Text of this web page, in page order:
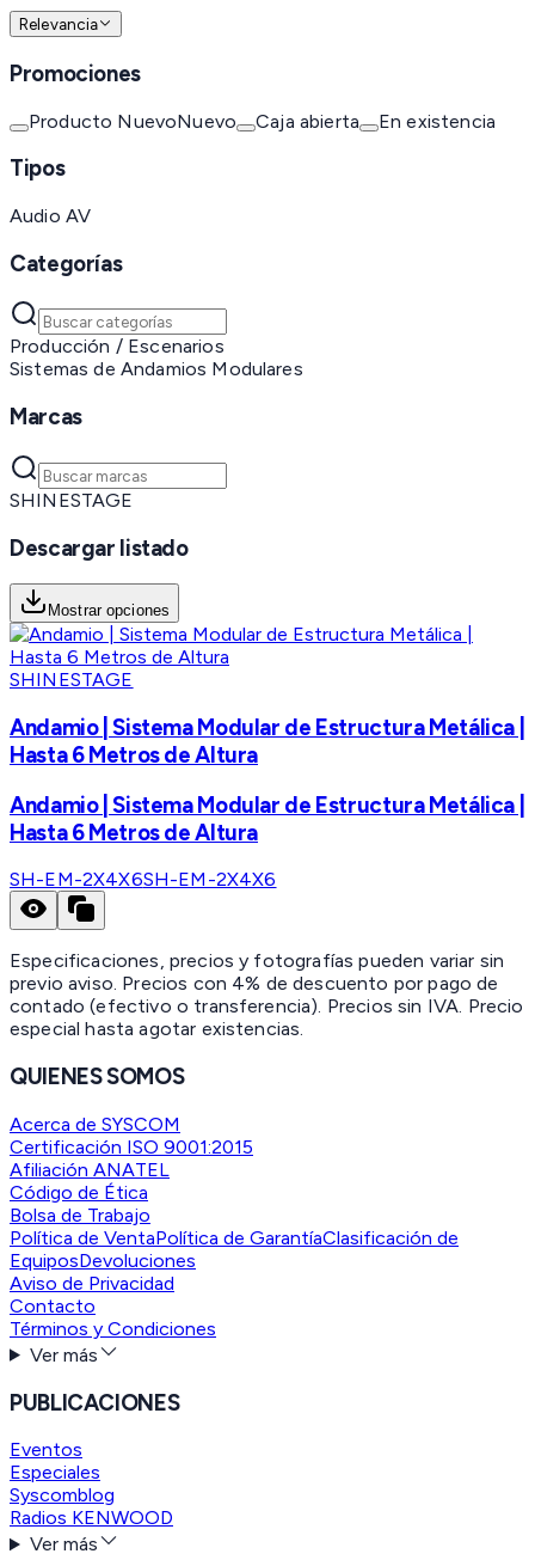
Relevancia
Promociones
Producto NuevoNuevo Caja abierta En existencia
Tipos
Audio AV
Categorías
Producción / Escenarios
Sistemas de Andamios Modulares
Marcas
SHINESTAGE
Descargar listado
Mostrar opciones
SHINESTAGE
Andamio | Sistema Modular de Estructura Metálica |
Hasta 6 Metros de Altura
Andamio | Sistema Modular de Estructura Metálica |
Hasta 6 Metros de Altura
SH-EM-2X4X6SH-EM-2X4X6
Especificaciones, precios y fotografías pueden variar sin
previo aviso. Precios con 4% de descuento por pago de
contado (efectivo o transferencia). Precios sin IVA. Precio
especial hasta agotar existencias.
QUIENES SOMOS
Acerca de SYSCOM
Certificación ISO 9001:2015
Afiliación ANATEL
Código de Ética
Bolsa de Trabajo
Política de VentaPolítica de GarantíaClasificación de
EquiposDevoluciones
Aviso de Privacidad
Contacto
Términos y Condiciones
Ver más
PUBLICACIONES
Eventos
Especiales
Syscomblog
Radios KENWOOD
Ver más